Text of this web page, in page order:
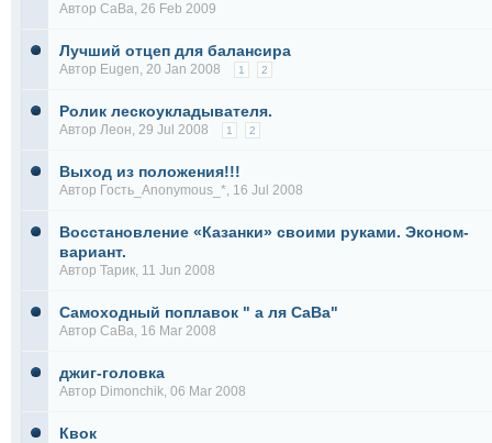
Автор СаВа, 26 Feb 2009
Лучший отцеп для балансира
Автор Eugen, 20 Jan 2008 1 2
Ролик лескоукладывателя.
Автор Леон, 29 Jul 2008 1 2
Выход из положения!!!
Автор Гость_Anonymous_*, 16 Jul 2008
Восстановление «Казанки» своими руками. Эконом-
вариант.
Автор Тарик, 11 Jun 2008
Самоходный поплавок " а ля СаВа"
Автор СаВа, 16 Mar 2008
джиг-головка
Автор Dimonchik, 06 Mar 2008
Квок